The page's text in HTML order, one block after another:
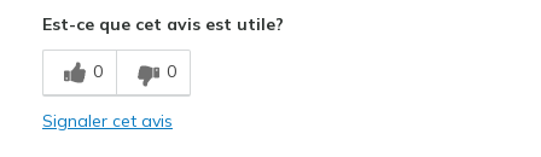
Breathe Well
Comfortable
Est-ce que cet avis est utile?
0 0
Signaler cet avis